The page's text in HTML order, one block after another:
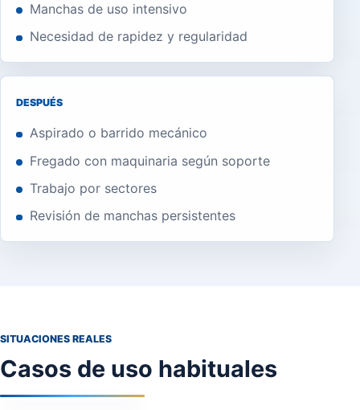
Manchas de uso intensivo
Necesidad de rapidez y regularidad
DESPUÉS
Aspirado o barrido mecánico
Fregado con maquinaria según soporte
Trabajo por sectores
Revisión de manchas persistentes
SITUACIONES REALES
Casos de uso habituales